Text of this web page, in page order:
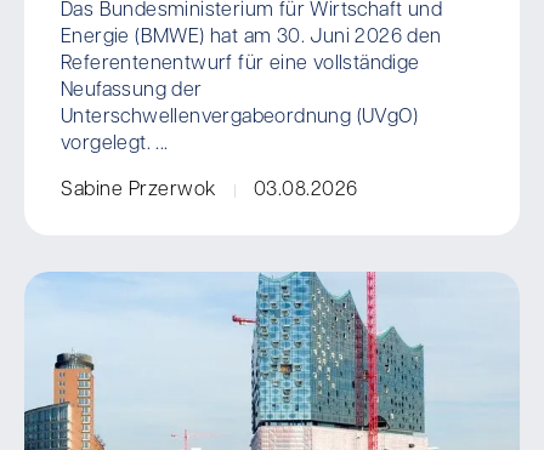
Das Bundesministerium für Wirtschaft und
Energie (BMWE) hat am 30. Juni 2026 den
Referentenentwurf für eine vollständige
Neufassung der
Unterschwellenvergabeordnung (UVgO)
vorgelegt. ...
Sabine Przerwok 03.08.2026